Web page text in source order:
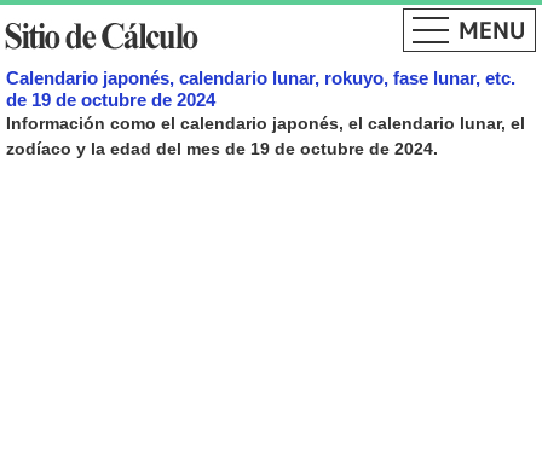
Calendario japonés, calendario lunar, rokuyo, fase lunar, etc.
de 19 de octubre de 2024
Información como el calendario japonés, el calendario lunar, el
zodíaco y la edad del mes de 19 de octubre de 2024.